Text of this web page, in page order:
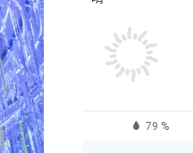
79 %